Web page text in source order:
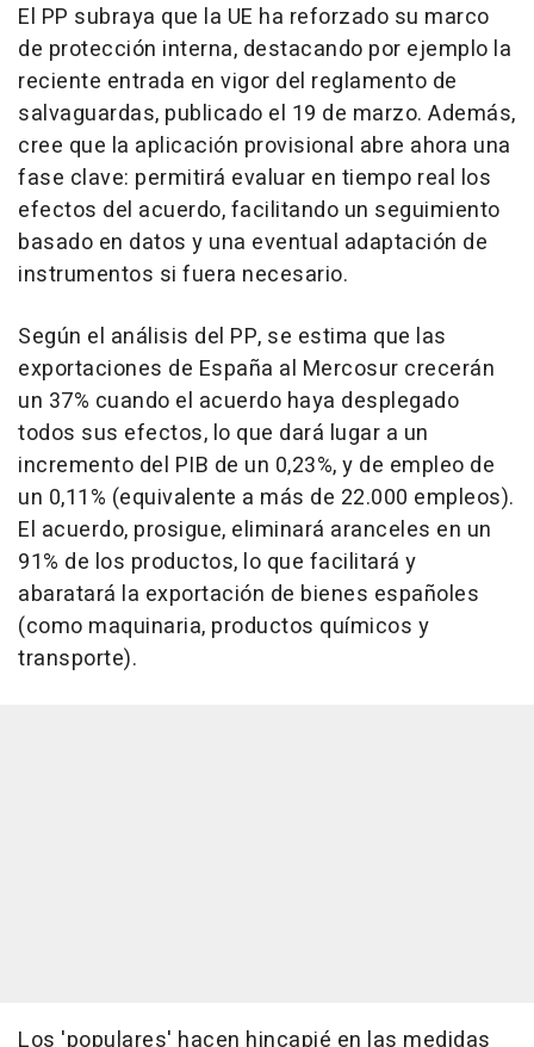
El PP subraya que la UE ha reforzado su marco
de protección interna, destacando por ejemplo la
reciente entrada en vigor del reglamento de
salvaguardas, publicado el 19 de marzo. Además,
cree que la aplicación provisional abre ahora una
fase clave: permitirá evaluar en tiempo real los
efectos del acuerdo, facilitando un seguimiento
basado en datos y una eventual adaptación de
instrumentos si fuera necesario.
Según el análisis del PP, se estima que las
exportaciones de España al Mercosur crecerán
un 37% cuando el acuerdo haya desplegado
todos sus efectos, lo que dará lugar a un
incremento del PIB de un 0,23%, y de empleo de
un 0,11% (equivalente a más de 22.000 empleos).
El acuerdo, prosigue, eliminará aranceles en un
91% de los productos, lo que facilitará y
abaratará la exportación de bienes españoles
(como maquinaria, productos químicos y
transporte).